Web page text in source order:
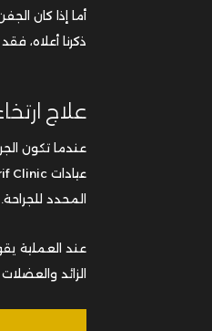
أما إذا كان
ذكرنا أعلاه،
علاج
عندما تكون
المحدد للجراحة.
عند العملية
الزائد